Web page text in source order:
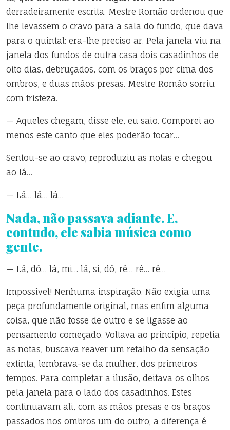
derradeiramente escrita. Mestre Romão ordenou que
lhe levassem o cravo para a sala do fundo, que dava
para o quintal: era-lhe preciso ar. Pela janela viu na
janela dos fundos de outra casa dois casadinhos de
oito dias, debruçados, com os braços por cima dos
ombros, e duas mãos presas. Mestre Romão sorriu
com tristeza.
— Aqueles chegam, disse ele, eu saio. Comporei ao
menos este canto que eles poderão tocar…
Sentou-se ao cravo; reproduziu as notas e chegou
ao lá…
— Lá… lá… lá…
Nada, não passava adiante. E,
contudo, ele sabia música como
gente.
— Lá, dó… lá, mi… lá, si, dó, ré… ré… ré…
Impossível! Nenhuma inspiração. Não exigia uma
peça profundamente original, mas enfim alguma
coisa, que não fosse de outro e se ligasse ao
pensamento começado. Voltava ao princípio, repetia
as notas, buscava reaver um retalho da sensação
extinta, lembrava-se da mulher, dos primeiros
tempos. Para completar a ilusão, deitava os olhos
pela janela para o lado dos casadinhos. Estes
continuavam ali, com as mãos presas e os braços
passados nos ombros um do outro; a diferença é